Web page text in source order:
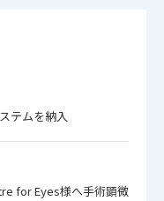
テムを納入
for Eyes様へ手術顕微